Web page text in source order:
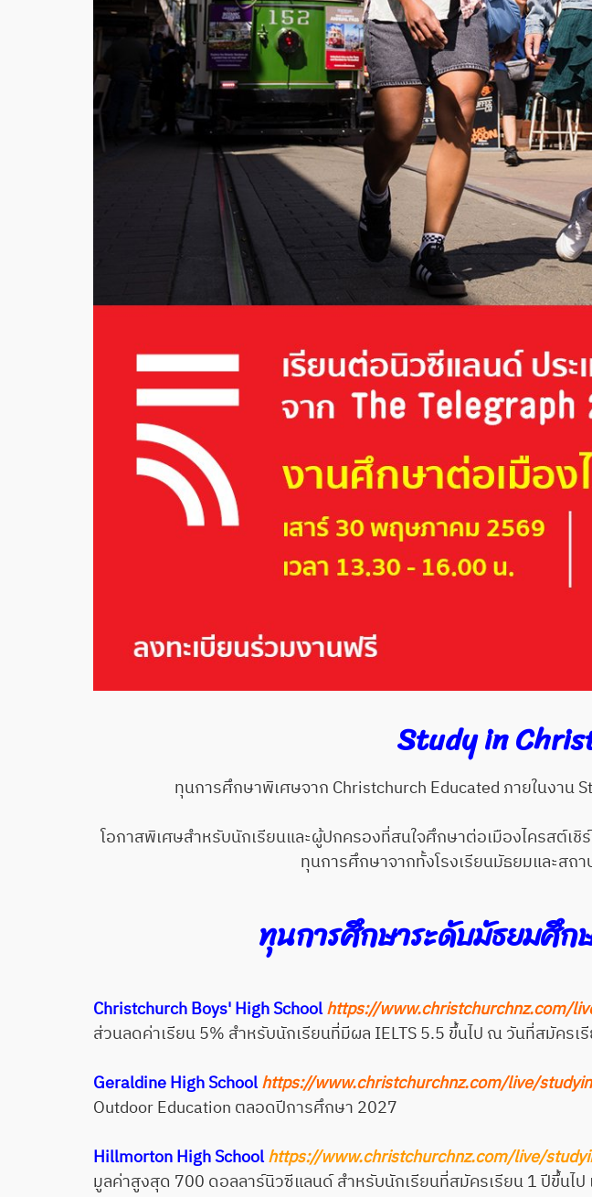
Study in
ทุนการศึกษาพิเศษจาก Christchurch Educated ภายในงาน
โอกาสพิเศษสำหรับนักเรียนและผู้ปกครองที่สนใจศึกษาต่อเมืองไครสต์เ
ทุนการศึกษาจากทั้งโรงเรียนมัธยมและสถ
ทุนการศึกษาระดับมัธยมศึก
Christchurch Boys' High Schoolhttps://www.christchurchnz.com/
ส่วนลดค่าเรียน 5% สำหรับนักเรียนที่มีผล IELTS 5.5 ขึ้นไป ณ วันที่สมัครเ
Geraldine High Schoolhttps://www.christchurchnz.com/live/
Outdoor Education ตลอดปีการศึกษา 2027
Hillmorton High Schoolhttps://www.christchurchnz.com/live/
มูลค่าสูงสุด 700 ดอลลาร์นิวซีแลนด์ สำหรับนักเรียนที่สมัครเรียน 1 ปีขึ้นไ